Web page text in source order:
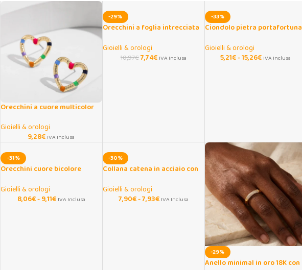
Orecchini a cuore multicolor
Gioielli & orologi
9,28€ IVA Inclusa
-29%
Orecchini a foglia intrecciata
Gioielli & orologi
10,97€7,74€ IVA Inclusa
-33%
Ciondolo pietra portafortuna
Gioielli & orologi
5,21€-15,26€ IVA Inclusa
-31%
Orecchini cuore bicolore
Gioielli & orologi
8,06€-9,11€ IVA Inclusa
-30%
Collana catena in acciaio con
Gioielli & orologi
7,90€-7,93€ IVA Inclusa
-29%
Anello minimal in oro 18K con